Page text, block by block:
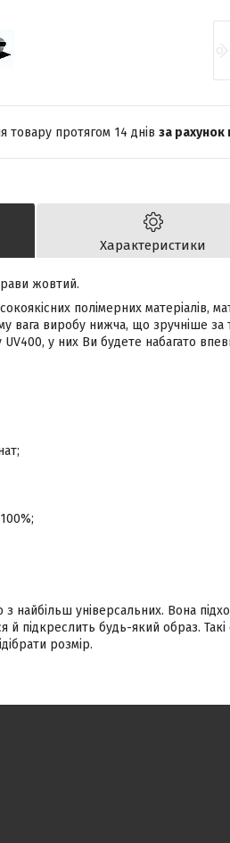
товару протягом 14 днів за рахунок
Характеристики
жовтий.
полімерних матеріалів,
виробу нижча, що зручніше за
UV400, у них Ви будете набагато
універсальних. Вона
підкреслить будь-який образ.
розмір.